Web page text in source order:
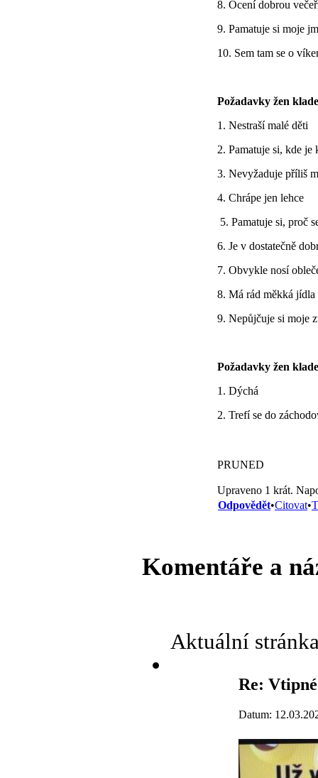
8. Ocení dobrou
9. Pamatuje si moje
10. Sem tam se o
Požadavky žen
1. Nestraší malé děti
2. Pamatuje si, kde je
3. Nevyžaduje příliš
4. Chrápe jen lehce
5. Pamatuje si, proč
6. Je v dostatečně
7. Obvykle nosí
8. Má rád měkká jídla
9. Nepůjčuje si moje
Požadavky žen
1. Dýchá
2. Trefí se do
PRUNED
Upraveno 1 krát.
Odpovědět•Citovat•
Komentáře a
Aktuální
Re:
Datum: